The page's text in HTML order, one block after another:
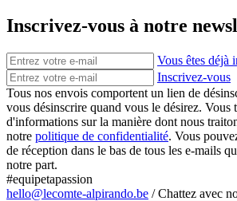
Inscrivez-vous à notre
Vous êtes déjà
Inscrivez-vous
Tous nos envois comportent un lien de
vous désinscrire quand vous le désirez. Vous
d'informations sur la manière dont nous
notre politique de confidentialité. Vous
de réception dans le bas de tous les e-mails
notre part.
#equipetapassion
hello@lecomte-alpirando.be /Chattez avec